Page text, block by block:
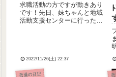
求職活動の方ですが動きあり
です！先日、妹ちゃんと地域
活動支援センターに行ったと
したばかりのクリニックに通
ってるらしくてそこ看護師さ
ん足...
2022/11/26(土) 22:37
普通の日記